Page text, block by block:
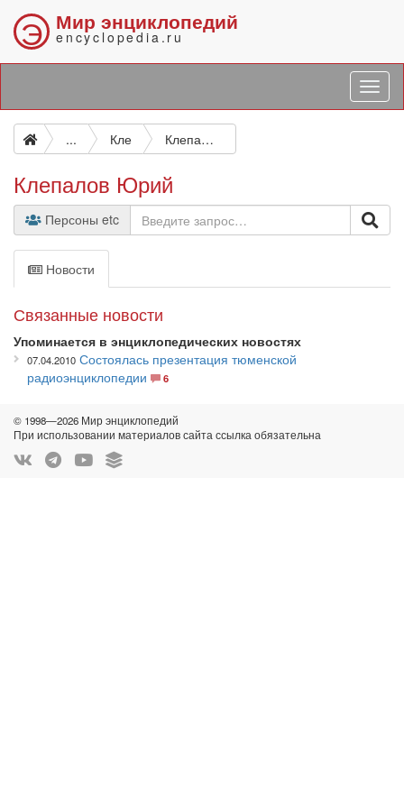
Э Мир энциклопедий
encyclopedia.ru
... Кле Клепалов Юрий
Клепалов Юрий
Персоны etc
Новости
Связанные новости
Упоминается в энциклопедических новостях
07.04.2010 Состоялась презентация тюменской
радиоэнциклопедии
6
© 1998—2026 Мир энциклопедий
При использовании материалов сайта ссылка обязательна